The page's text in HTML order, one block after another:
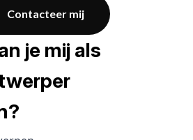
Contacteer mij
je mij als